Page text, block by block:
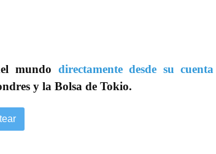
mundo directamente desde su
y la Bolsa de Tokio.